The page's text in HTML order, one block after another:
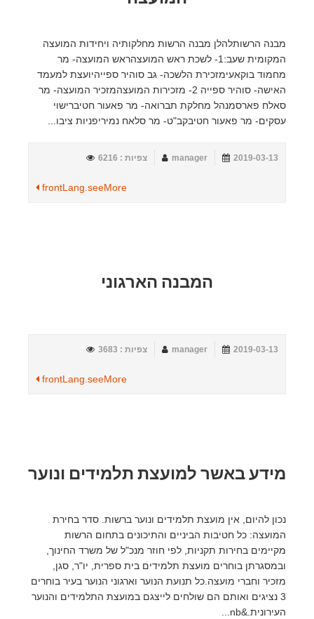
מבנה הרשותלהלן מבנה הרשות מחלקותיה ויחידות המועצה
המקומית שעב:1- לשכת ראש המועצהראש המועצה- מר
מחמוד בוקאעימזכירת הלשכה- גב סוהיר ספייהיועצת למעמד
האישה- סוהיר ספייה 2- מזכירות המועצהמזכיר המועצה- מר
סאלח פארסמנהל מחלקת תברואה- מר פאעור חטיברישוי
עסקים- מר פאעור חטיבקב"ט- מר סלאח נמיריפניות ציבו...
2019-03-13
manager צפיות : 6216
frontLang.seeMore
המבנה הארגוני
2019-03-13
manager צפיות : 3683
frontLang.seeMore
מידע באשר למועצת תלמידים ונוער
נכון להיום, אין מועצת תלמידים ונוער ברשות. סדר בחירת
המועצה: כל חטיבות הביניים והתיכונים בתחום הרשות
מקיימים בחירות תקניות, לפי חוזר מנכ"ל של משרד החינוך,
ובמסגרתן בוחרים מועצת תלמידים בית ספרית, יו"ר, סגן,
מזכיר וחברי מועצה.כל תנועת הנוער וארגוני הנוער בעיר בוחרים
3 נציגים ואותם הם שולחים לייצגם במועצת התלמידים והנוער
העירונית.&nb...